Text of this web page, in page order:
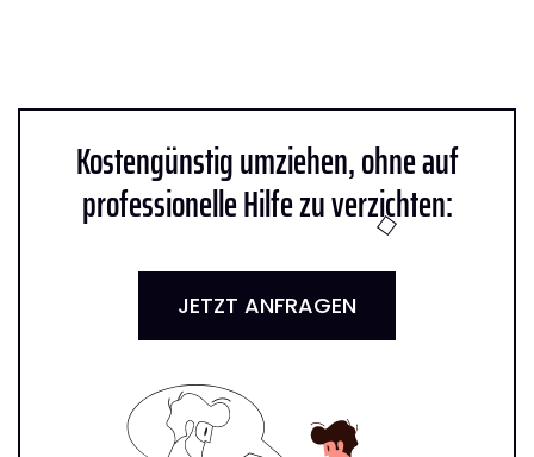
Kostengünstig umziehen, ohne auf
professionelle Hilfe zu verzichten:
JETZT ANFRAGEN